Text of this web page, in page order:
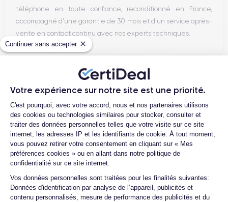
Continuer sans accepter
Votre expérience sur notre site est une priorité.
Plateforme de Gestion du
C'est pourquoi, avec votre accord, nous et nos partenaires utilisons
des cookies ou technologies similaires pour stocker, consulter et
traiter des données personnelles telles que votre visite sur ce site
internet, les adresses IP et les identifiants de cookie. À tout moment,
vous pouvez retirer votre consentement en cliquant sur « Mes
préférences cookies » ou en allant dans notre politique de
confidentialité sur ce site internet.
Vos données personnelles sont traitées pour les finalités suivantes:
Données d'identification par analyse de l’appareil, publicités et
contenu personnalisés, mesure de performance des publicités et du
Axeptio consent
téléphone en toute confiance, reconditionné en France,
accompagné d’une garantie de 30 mois et d’un service après-
vente en contact continu avec nos experts techniques.
Parcours d'un Smartphone